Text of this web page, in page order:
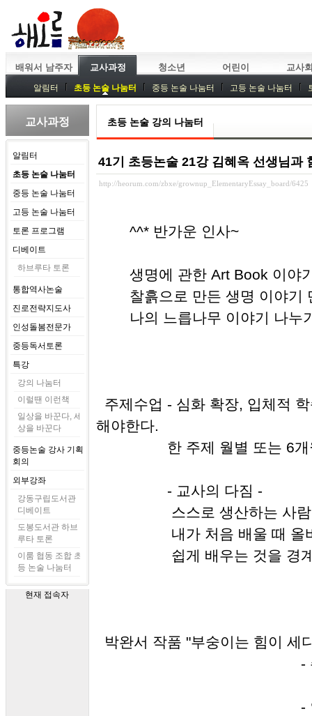
배워서 남주자 교사과정 청소년 어린이 교사
알림터 초등 논술 나눔터 중등 논술 나눔터 고등 논술 나눔터
중등독서토론
특강 중등논술 강사 기획회의 외부강좌
교사과정
알림터
초등 논술 나눔터
중등 논술 나눔터
고등 논술 나눔터
토론 프로그램
디베이트
하브루타 토론
통합역사논술
진로전략지도사
인성돌봄전문가
중등독서토론
특강
강의 나눔터
이럴땐 이런책
일상을 바꾼다, 세
상을 바꾼다
중등논술 강사 기획
회의
외부강좌
강동구립도서관
디베이트
도봉도서관 하브
루타 토론
이룸 협동 조합 초
등 논술 나눔터
현재 접속자
초등 논술 강의 나눔터
41기 초등논술 21강 김혜옥 선생님과
http://heorum.com/zbxe/grownup_ElementaryEssay_board/6425
^^* 반가운 인사~
생명에 관한 Art Book 이야
찰흙으로 만든 생명 이야기
나의 느릅나무 이야기 나누
주제수업 - 심화 확장, 입체적
해야한다.
한 주제 월별 또는 6개월,
- 교사의 다짐 -
스스로 생산하는 사람
내가 처음 배울 때 올바른
쉽게 배우는 것을 경계
박완서 작품 "부숭이는 힘이 세
- 주제: 땅의
- 인물 중심으로